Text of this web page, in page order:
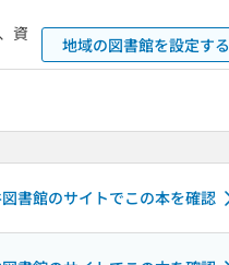
資
地域の図書館を設定する
書館のサイトでこの本を確認